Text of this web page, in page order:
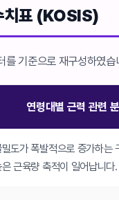
치표 (KOSIS)
기준으로 재구성하였습
연령대별 근력 관련
도가 폭발적으로 증가하는
근육량 축적이 일어납니다.